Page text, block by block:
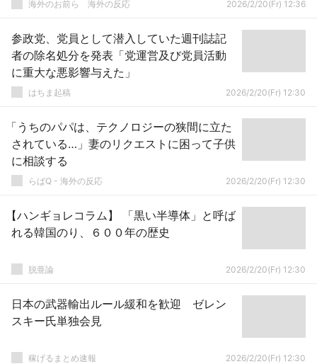
海外のお前ら 海外の反応 2026/2/20(Fr) 12:36
参政党、党員として潜入していた週刊誌記
者の除名処分を発表「党運営及び党員活動
に重大な悪影響与えた」
はちま起稿 2026/2/20(Fr) 12:30
「うちのパパは、テクノロジーの狭間に立た
されている…」妻のリクエストに困って子供
に相談する
らばQ - 海外の反応 2026/2/20(Fr) 12:30
【ハンギョレコラム】 「黒い半導体」と呼ば
れる韓国のり、６００年の歴史
脱亜論 2026/2/20(Fr) 12:30
日本の武器輸出ルール緩和を歓迎 ゼレン
スキー氏単独会見
稼げるまとめ速報 2026/2/20(Fr) 12:30